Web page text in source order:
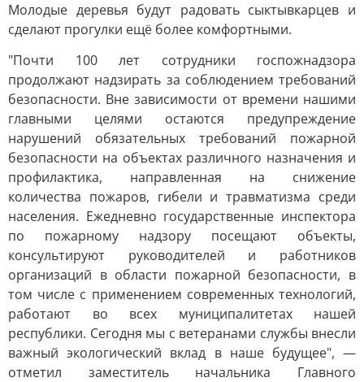
Молодые деревья будут радовать сыктывкарцев и
сделают прогулки ещё более комфортными.
"Почти 100 лет сотрудники госпожнадзора
продолжают надзирать за соблюдением требований
безопасности. Вне зависимости от времени нашими
главными целями остаются предупреждение
нарушений обязательных требований пожарной
безопасности на объектах различного назначения и
профилактика, направленная на снижение
количества пожаров, гибели и травматизма среди
населения. Ежедневно государственные инспектора
по пожарному надзору посещают объекты,
консультируют руководителей и работников
организаций в области пожарной безопасности, в
том числе с применением современных технологий,
работают во всех муниципалитетах нашей
республики. Сегодня мы с ветеранами службы внесли
важный экологический вклад в наше будущее", —
отметил заместитель начальника Главного